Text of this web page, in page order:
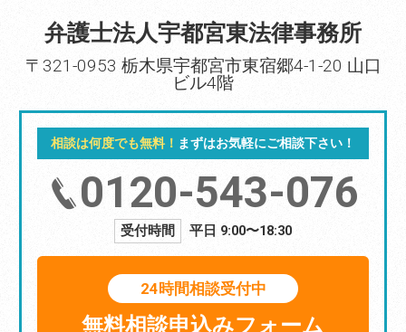
弁護士法人宇都宮東法律事務所
〒321-0953 栃木県宇都宮市東宿郷4-1-20 山口
ビル4階
相談は何度でも無料！ まずはお気軽にご相談下さい！
0120-543-076
受付時間 平日 9:00〜18:30
24時間相談受付中
無料相談申込みフォーム